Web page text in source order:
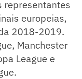
representantes
europeias,
2018-2019.
Manchester
League e